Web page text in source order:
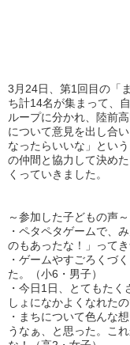
3月24日、第1回目の「
ち計14名が集まって、
ループに分かれ、陸前
について意見を出し合
なったらいいな」とい
の仲間と協力して決め
くっていきました。
～参加した子どもの声～
・ペタペタゲームで、
のもあったな！」って
・ゲームやすごろくづ
た。（小6・男子）
・今日1日、とてもた
しょになかよくなれた
・まちについて色んな
うなぁ、と思った。こ